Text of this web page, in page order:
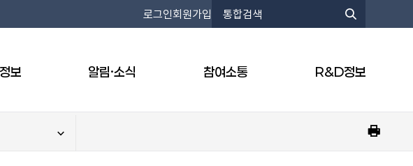
로그인회원가입
검
입
통
보 알림·소식 참여소통 R&D정보
프
린